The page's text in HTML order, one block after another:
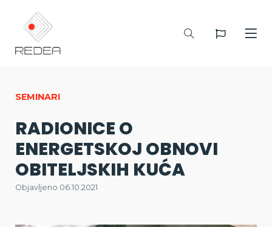
SEMINARI
RADIONICE O
ENERGETSKOJ OBNOVI
OBITELJSKIH KUĆA
Objavljeno 06.10.2021